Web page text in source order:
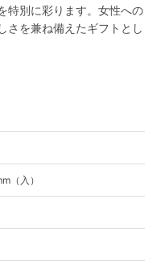
特別に彩ります。女性への
さを兼ね備えたギフトとし
（入）